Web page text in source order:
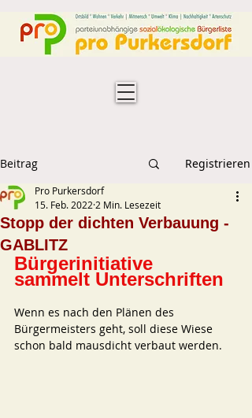
Beitrag Registrieren
Stopp der dichten Verbauung -
GABLITZ
Pro Purkersdorf
15. Feb. 2022 2 Min. Lesezeit
Bürgerinitiative
sammelt Unterschriften
Wenn es nach den Plänen des
Bürgermeisters geht, soll diese Wiese
schon bald mausdicht verbaut werden.